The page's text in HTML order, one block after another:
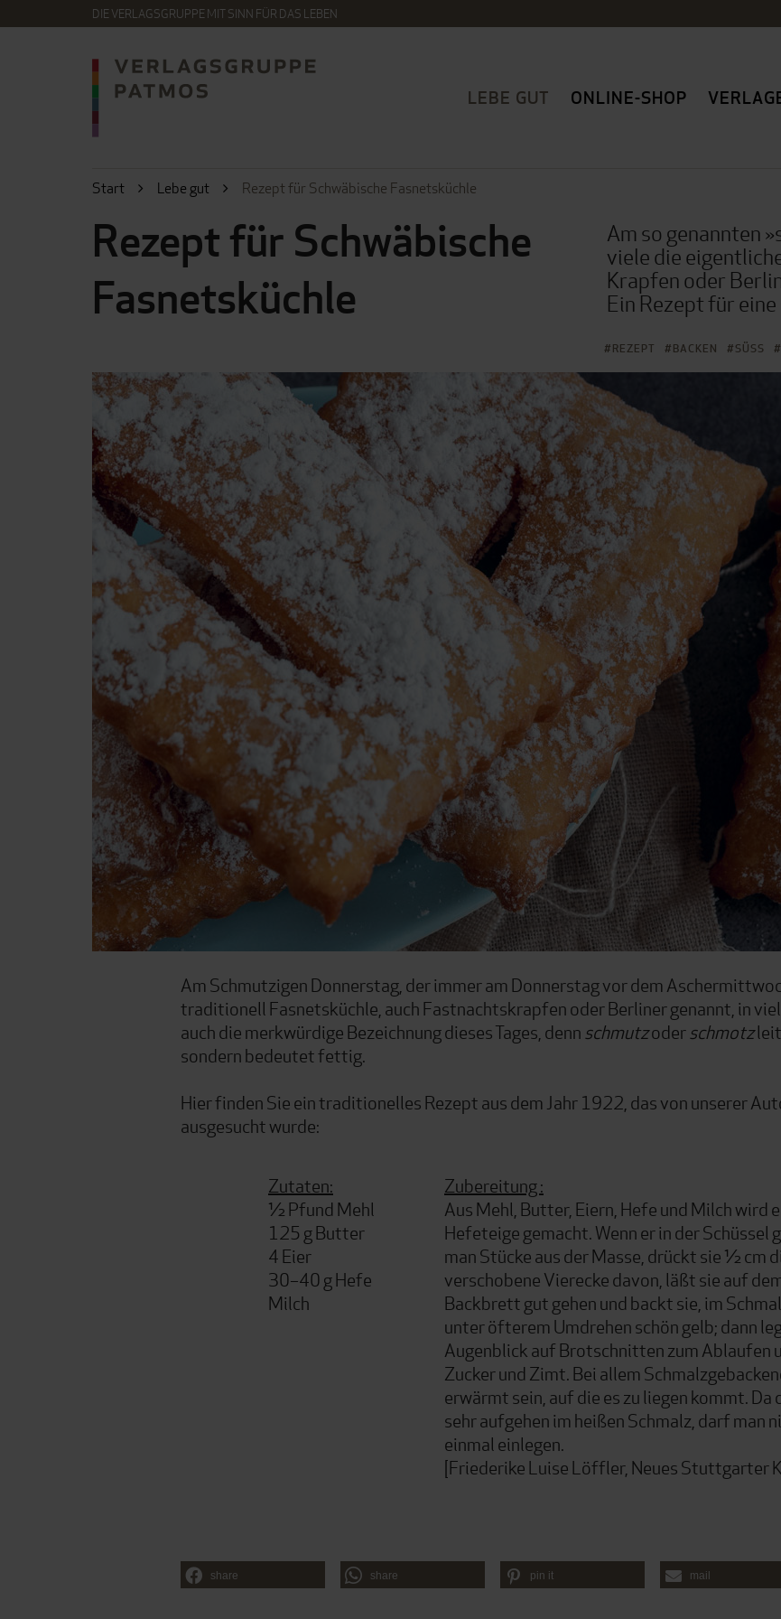
DIE VERLAGSGRUPPE MIT SINN FÜR DAS LEBEN
LEBE GUT ONLINE-SHOP
Start Lebe gut Rezept für Schwäbische Fasnetsküchle
Rezept für Schwäbische
Fasnetsküchle
Am so genannten
viele die
Krapfen oder
Ein Rezept für
REZEPT BACKEN SÜSS
Am Schmutzigen Donnerstag, der immer am Donnerstag vor dem
traditionell Fasnetsküchle, auch Fastnachtskrapfen oder Berliner genannt, in
auch die merkwürdige Bezeichnung dieses Tages, denn schmutzoderschmotz
sondern bedeutet fettig.
Hier finden Sie ein traditionelles Rezept aus dem Jahr 1922, das von unserer
ausgesucht wurde:
Zutaten:
½ Pfund Mehl
125 g Butter
4 Eier
30–40 g Hefe
Milch
Zubereitung :
Aus Mehl, Butter, Eiern, Hefe und Milch wird
Hefeteige gemacht. Wenn er in der Schüssel
man Stücke aus der Masse, drückt sie ½ cm
verschobene Vierecke davon, läßt sie auf
Backbrett gut gehen und backt sie, im
unter öfterem Umdrehen schön gelb; dann
Augenblick auf Brotschnitten zum Ablaufen
Zucker und Zimt. Bei allem
erwärmt sein, auf die es zu liegen kommt. Da
sehr aufgehen im heißen Schmalz, darf man
einmal einlegen.
[Friederike Luise Löffler, Neues Stuttgarter
share share pin it mail